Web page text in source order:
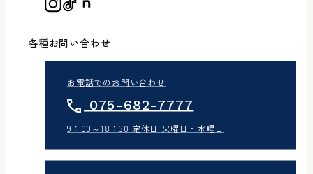
各種お問い合わせ
お電話でのお問い合わせ
075-682-7777
9：00～18：30 定休日 火曜日・水曜日